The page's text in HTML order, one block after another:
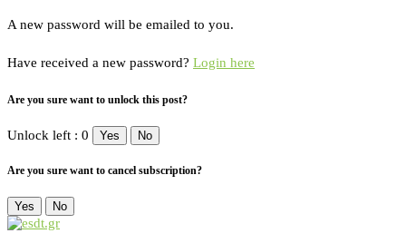
A new password will be emailed to you.
Have received a new password? Login here
Are you sure want to unlock this post?
Unlock left : 0 Yes No
Are you sure want to cancel subscription?
Yes No